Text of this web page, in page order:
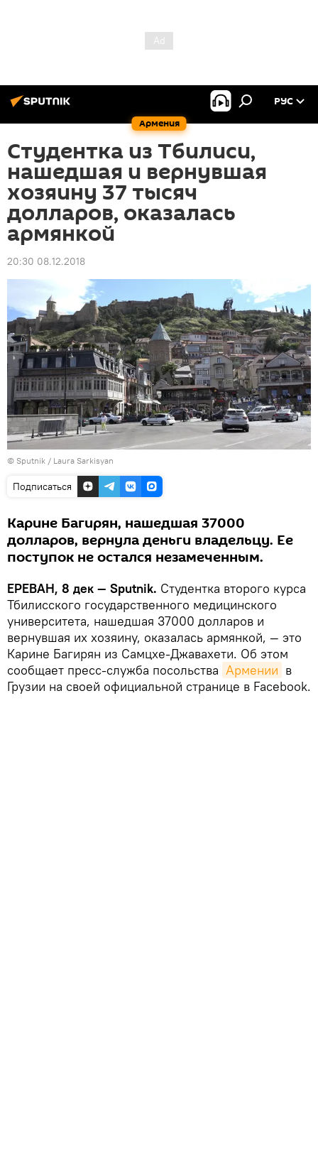
Армения
РУС
Студентка из Тбилиси,
нашедшая и вернувшая
хозяину 37 тысяч
долларов, оказалась
армянкой
20:30 08.12.2018
© Sputnik / Laura Sarkisyan
Подписаться
Карине Багирян, нашедшая 37000
долларов, вернула деньги владельцу. Ее
поступок не остался незамеченным.
ЕРЕВАН, 8 дек — Sputnik. Студентка второго курса
Тбилисского государственного медицинского
университета, нашедшая 37000 долларов и
вернувшая их хозяину, оказалась армянкой, — это
Карине Багирян из Самцхе-Джавахети. Об этом
сообщает пресс-служба посольства Армении в
Грузии на своей официальной странице в Facebook.